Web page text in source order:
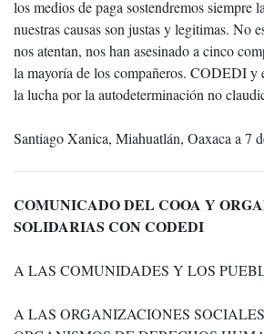
los medios de paga sostendremos siempre
nuestras causas son justas y legitimas. No
nos atentan, nos han asesinado a cinco
la mayoría de los compañeros. CODEDI y
la lucha por la autodeterminación no
Santiago Xanica, Miahuatlán, Oaxaca a 7
COMUNICADO DEL COOA Y
SOLIDARIAS CON CODEDI
A LAS COMUNIDADES Y LOS
A LAS ORGANIZACIONES